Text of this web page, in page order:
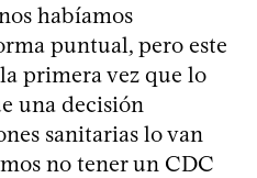
habíamos
puntual, pero este
primera vez que lo
una decisión
sanitarias lo van
no tener un CDC